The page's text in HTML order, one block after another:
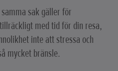
sak gäller för
med tid för din resa,
inte att stressa och
mycket bränsle.